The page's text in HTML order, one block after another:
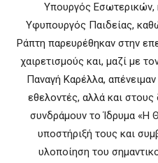
Υπουργός Εσωτερικών,
Υφυπουργός Παιδείας,
Ράπτη παρευρέθηκαν στην
χαιρετισμούς και, μαζί με
Παναγή Καρέλλα,
εθελοντές, αλλά και
συνδράμουν το Ίδρυμα «Η
υποστήριξή τους και
υλοποίηση του